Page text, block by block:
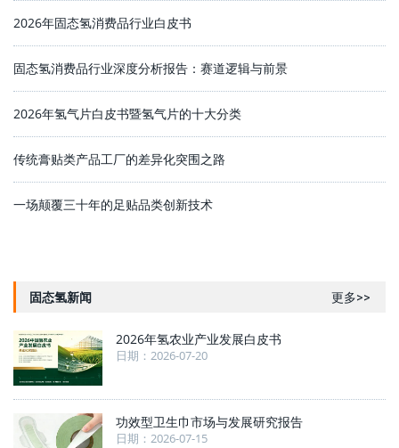
2026年固态氢消费品行业白皮书
固态氢消费品行业深度分析报告：赛道逻辑与前景
2026年氢气片白皮书暨氢气片的十大分类
传统膏贴类产品工厂的差异化突围之路
一场颠覆三十年的足贴品类创新技术
固态氢新闻 更多>>
2026年氢农业产业发展白皮书
日期：2026-07-20
功效型卫生巾市场与发展研究报告
日期：2026-07-15